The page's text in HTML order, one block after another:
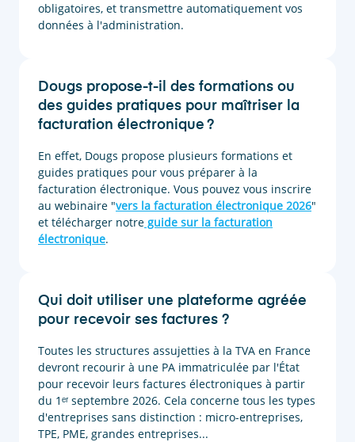
obligatoires, et transmettre automatiquement vos
données à l'administration.
Dougs propose-t-il des formations ou
des guides pratiques pour maîtriser la
facturation électronique ?
En effet, Dougs propose plusieurs formations et
guides pratiques pour vous préparer à la
facturation électronique. Vous pouvez vous inscrire
au webinaire "vers la facturation électronique 2026"
et télécharger notre guide sur la facturation
électronique.
Qui doit utiliser une plateforme agréée
pour recevoir ses factures ?
Toutes les structures assujetties à la TVA en France
devront recourir à une PA immatriculée par l'État
pour recevoir leurs factures électroniques à partir
du 1ᵉʳ septembre 2026. Cela concerne tous les types
d'entreprises sans distinction : micro-entreprises,
TPE, PME, grandes entreprises...